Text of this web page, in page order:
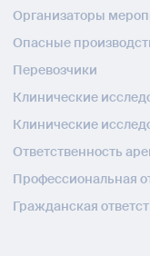
Организаторы
Опасные
Перевозчики
Клинические
Клинические
Ответственность
Профессиональная
Гражданская